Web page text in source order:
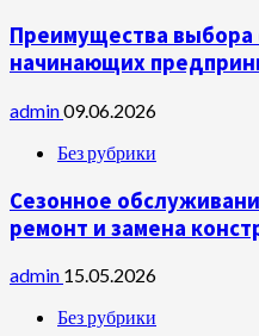
Преимущества
начинающих
admin09.06.2026
Без рубрики
Сезонное
ремонт и замена
admin 15.05.2026
Без рубрики